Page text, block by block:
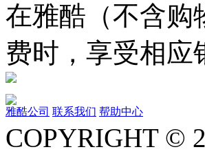
在雅酷（不含购
费时，享受相应
雅酷公司 联系我们 帮助中心
COPYRIGHT ©